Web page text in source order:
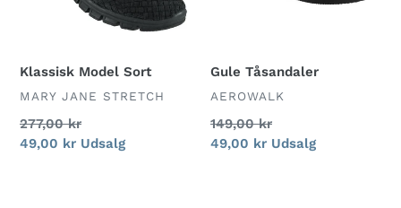
Klassisk Model Sort
FORHANDLER
MARY JANE STRETCH
Normalpris
277,00 kr
Udsalgspris
49,00 kr Udsalg
Gule Tåsandaler
FORHANDLER
AEROWALK
Normalpris
149,00 kr
Udsalgspris
49,00 kr Udsalg